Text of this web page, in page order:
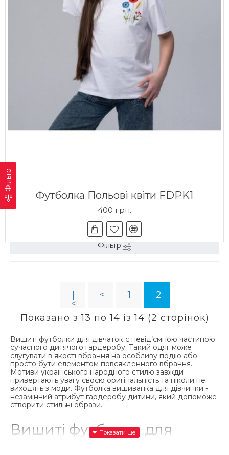
Футболка Польові квіти FDPK1
400 грн.
Фільтр
<
< 1 2
Показано з 13 по 14 із 14 (2 сторінок)
Вишиті футболки для дівчаток є невід’ємною частиною
сучасного дитячого гардеробу. Такий одяг може
слугувати в якості вбрання на особливу подію або
просто бути елементом повсякденного вбрання.
Мотиви українського народного стилю завжди
привертають увагу своєю оригінальність та ніколи не
виходять з моди. Футболка вишиванка для дівчинки -
незамінний атрибут гардеробу дитини, який допоможе
створити стильні образи.
Вишиті футболки для
Фільтр